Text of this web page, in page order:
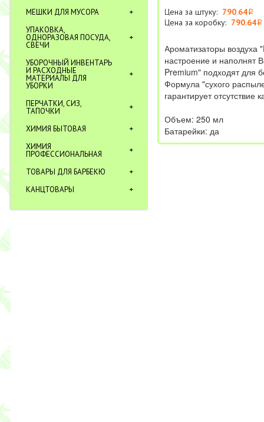
МЕШКИ ДЛЯ МУСОРА
УПАКОВКА,
ОДНОРАЗОВАЯ ПОСУДА,
СВЕЧИ
УБОРОЧНЫЙ ИНВЕНТАРЬ
И РАСХОДНЫЕ
МАТЕРИАЛЫ ДЛЯ
УБОРКИ
ПЕРЧАТКИ, СИЗ,
ТАПОЧКИ
ХИМИЯ БЫТОВАЯ
ХИМИЯ
ПРОФЕССИОНАЛЬНАЯ
ТОВАРЫ ДЛЯ БАРБЕКЮ
КАНЦТОВАРЫ
Цена за штуку: 790.64i
Цена за коробку: 790.64i
Ароматизаторы
настроение и
Premium" подходят для
Формула "сухого
гарантирует
Объем: 250 мл
Батарейки: да